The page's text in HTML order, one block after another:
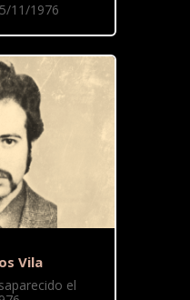
11/1976
Vila
el